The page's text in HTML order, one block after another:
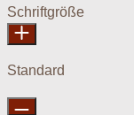
Schriftgröße
Standard